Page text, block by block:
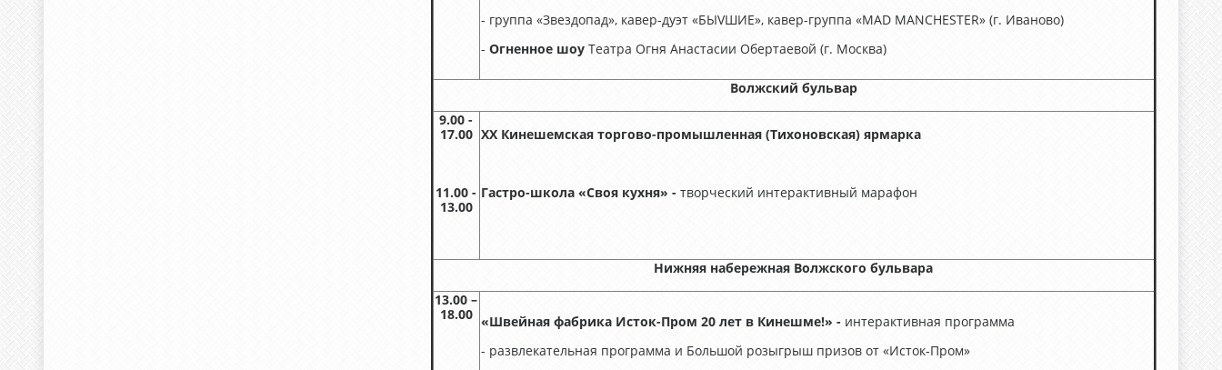
- группа «Звездопад», кавер-дуэт «БЫVШИЕ», кавер-группа «MAD MANCHESTER» (г. Иваново)
- Огненное шоуТеатра Огня Анастасии Обертаевой (г. Москва)
Волжский бульвар
9.00 -
17.00
11.00 -
13.00
XX Кинешемская торгово-промышленная (Тихоновская) ярмарка
Гастро-школа «Своя кухня» - творческий интерактивный марафон
Нижняя набережная Волжского бульвара
13.00 –
18.00 «Швейная фабрика Исток-Пром 20 лет в Кинешме!» - интерактивная программа
- развлекательная программа и Большой розыгрыш призов от «Исток-Пром»